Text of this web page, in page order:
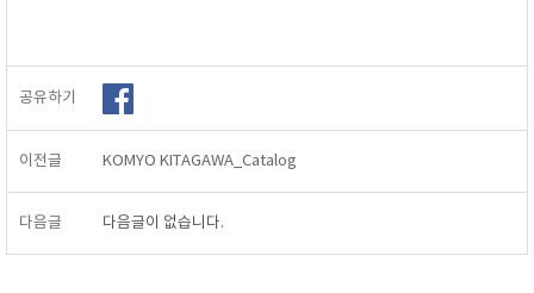
공유하기
이전글 KOMYO KITAGAWA_Catalog
다음글 다음글이 없습니다.